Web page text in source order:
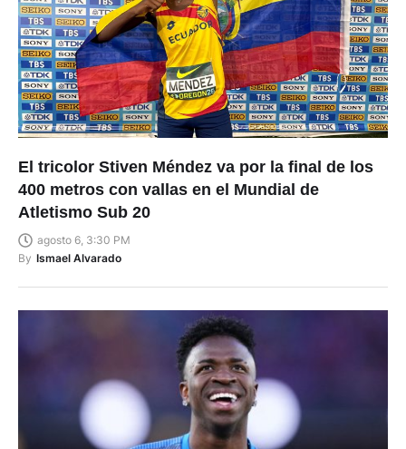
El tricolor Stiven Méndez va por la final de los
400 metros con vallas en el Mundial de
Atletismo Sub 20
agosto 6, 3:30 PM
By Ismael Alvarado